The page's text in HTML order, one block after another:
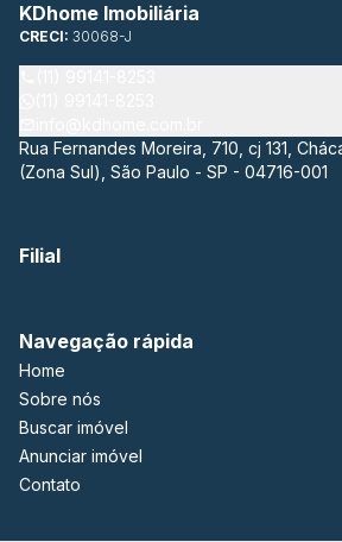
KDhome Imobiliária
CRECI: 30068-J
Rua Fernandes Moreira, 710, cj 131,
(Zona Sul), São Paulo - SP - 04716-001
Filial
Navegação rápida
Home
Sobre nós
Buscar imóvel
Anunciar imóvel
Contato